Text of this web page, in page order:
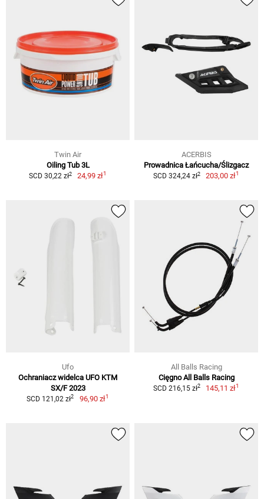
Twin Air
Oiling Tub 3L
SCD 30,22 zł2 24,99 zł1
ACERBIS
Prowadnica Łańcucha/Ślizgacz
SCD 324,24 zł2 203,00 zł1
Ufo
Ochraniacz widelca UFO KTM
SX/F 2023
SCD 121,02 zł2 96,90 zł1
All Balls Racing
Cięgno All Balls Racing
SCD 216,15 zł2 145,11 zł1